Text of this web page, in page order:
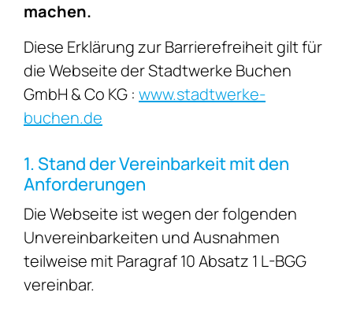
machen.
Diese Erklärung zur Barrierefreiheit gilt für
die Webseite der Stadtwerke Buchen
GmbH & Co KG : www.stadtwerke-
buchen.de
1. Stand der Vereinbarkeit mit den
Anforderungen
Die Webseite ist wegen der folgenden
Unvereinbarkeiten und Ausnahmen
teilweise mit Paragraf 10 Absatz 1 L-BGG
vereinbar.